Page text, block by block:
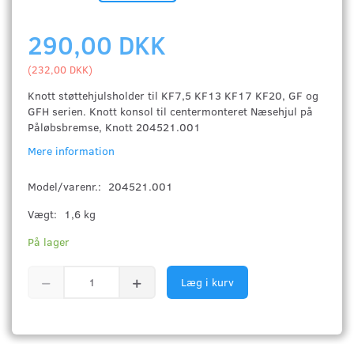
290,00 DKK
(232,00 DKK)
Knott støttehjulsholder til KF7,5 KF13 KF17 KF20, GF og
GFH serien. Knott konsol til centermonteret Næsehjul på
Påløbsbremse, Knott 204521.001
Mere information
Model/varenr.: 204521.001
Vægt:
1,6 kg
På lager
Læg i kurv